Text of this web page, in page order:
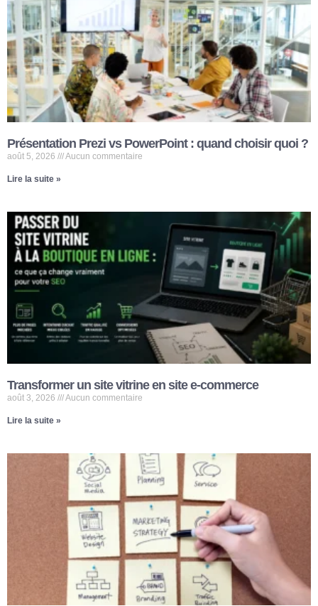
Présentation Prezi vs PowerPoint : quand choisir quoi ?
août 5, 2026 Aucun commentaire
Lire la suite »
Transformer un site vitrine en site e-commerce
août 3, 2026 Aucun commentaire
Lire la suite »